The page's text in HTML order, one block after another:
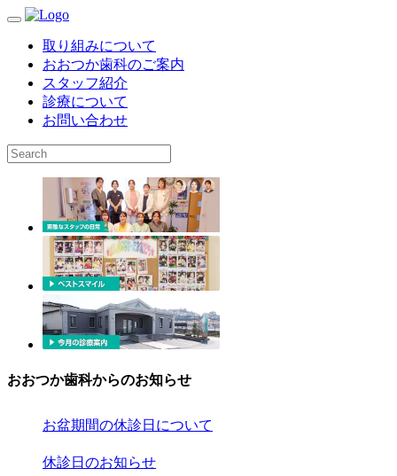
取り組みについて
おおつか歯科のご案内
スタッフ紹介
診療について
お問い合わせ
おおつか歯科からのお知らせ
お盆期間の休診日について
休診日のお知らせ